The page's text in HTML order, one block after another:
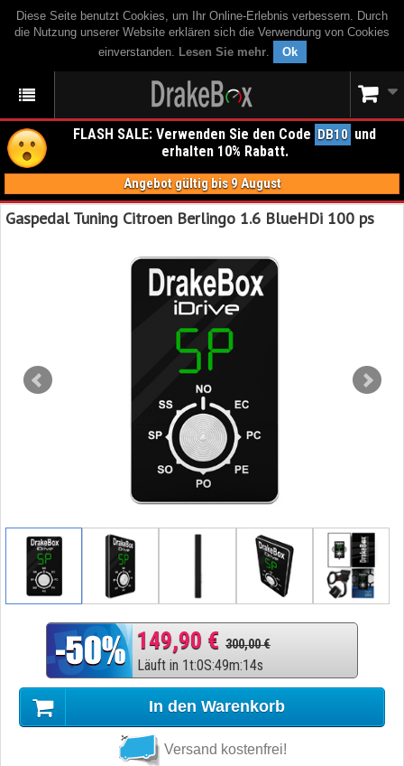
Diese Seite benutzt Cookies, um Ihr Online-Erlebnis verbessern. Durch
die Nutzung unserer Website erklären sich die Verwendung von Cookies
einverstanden. Lesen Sie mehr. Ok
FLASH SALE: Verwenden Sie den Code DB10 und
erhalten 10% Rabatt.
Angebot gültig bis 9 August
Gaspedal Tuning Citroen Berlingo 1.6 BlueHDi 100 ps
149,90 € 300,00 €
Läuft in 1t:0S:49m:13s
In den Warenkorb
Versand kostenfrei!